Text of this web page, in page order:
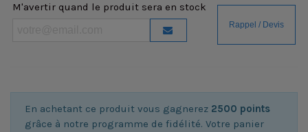
M'avertir quand le produit sera en stock
En achetant ce produit vous gagnerez 2500 points
grâce à notre programme de fidélité. Votre panier